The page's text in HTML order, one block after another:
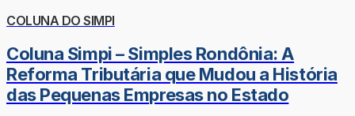
COLUNA DO SIMPI
Coluna Simpi – Simples Rondônia: A
Reforma Tributária que Mudou a História
das Pequenas Empresas no Estado